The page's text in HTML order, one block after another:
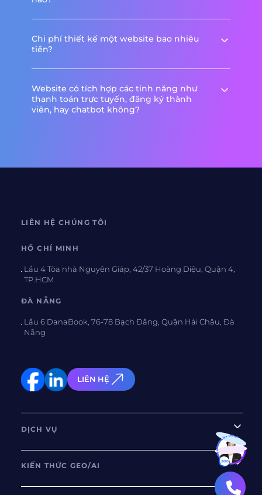
Chi phí thiết kế một website bao nhiêu
tiền?
Website có tích hợp các tính năng như
thanh toán trực tuyến, đăng ký thành
viên, hay chatbot không?
LIÊN HỆ CHÚNG TÔI
HỒ CHÍ MINH
Lầu 4 Tòa nhà Nguyên Giáp, 42/37 Hoàng Diệu, Quận 4,
TP.HCM
ĐÀ NẴNG
Lầu 6 DanaBook, 76-78 Bạch Đằng, Quận Hải Châu, Đà
Nẵng
LIÊN HỆ
DỊCH VỤ
KIẾN THỨC GEO/AI
Bạn muốn hiểu thêm?Xem chi tiết